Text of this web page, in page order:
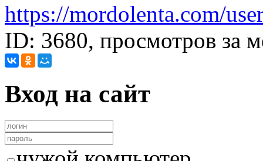
https://mordolenta.com/
ID: 3680, просмотров за
Вход на сайт